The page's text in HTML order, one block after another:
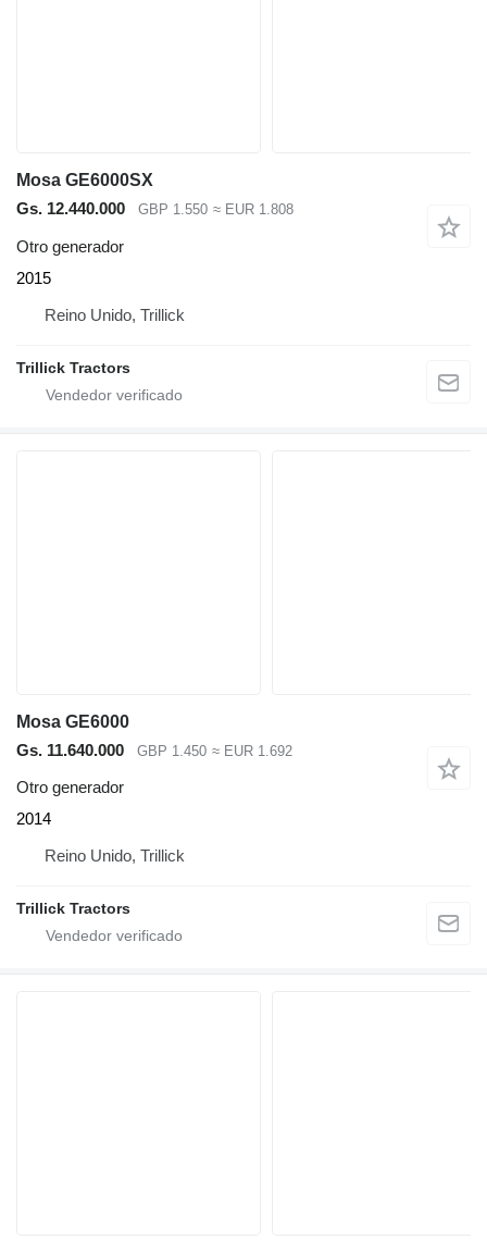
Mosa GE6000SX
Gs. 12.440.000
GBP 1.550 ≈ EUR 1.808
Otro generador
2015
Reino Unido, Trillick
Trillick Tractors
Mosa GE6000
Gs. 11.640.000
GBP 1.450 ≈ EUR 1.692
Otro generador
2014
Reino Unido, Trillick
Trillick Tractors